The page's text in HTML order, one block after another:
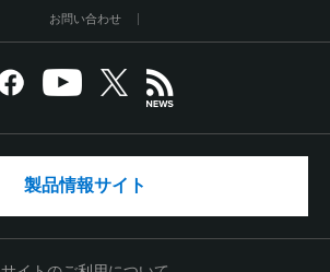
お問い合わせ
製品情報サイト